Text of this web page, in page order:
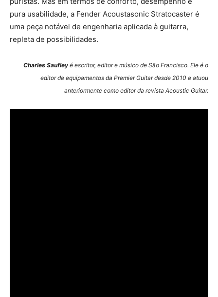
pura usabilidade, a Fender Acoustasonic Stratocaster é
uma peça notável de engenharia aplicada à guitarra,
repleta de possibilidades.
Charles Saufleyé escritor, editor e músico de São Francisco. Ele é o
editor de equipamentos da Premier Guitar desde 2010 e atuou
anteriormente como editor da revista Acoustic Guitar.